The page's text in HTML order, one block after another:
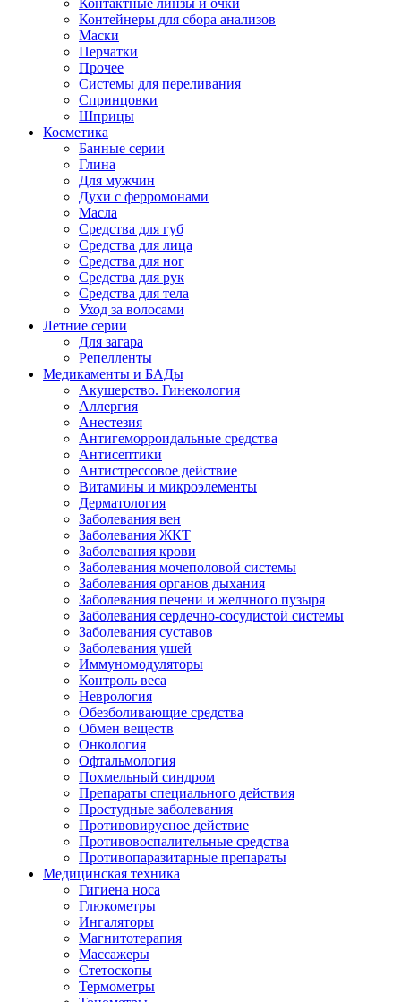
Контактные линзы и очки
Контейнеры для сбора анализов
Маски
Перчатки
Прочее
Системы для переливания
Спринцовки
Шприцы
Косметика
Банные серии
Глина
Для мужчин
Духи с ферромонами
Масла
Средства для губ
Средства для лица
Средства для ног
Средства для рук
Средства для тела
Уход за волосами
Летние серии
Для загара
Репелленты
Медикаменты и БАДы
Акушерство. Гинекология
Аллергия
Анестезия
Антигеморроидальные средства
Антисептики
Антистрессовое действие
Витамины и микроэлементы
Дерматология
Заболевания вен
Заболевания ЖКТ
Заболевания крови
Заболевания мочеполовой системы
Заболевания органов дыхания
Заболевания печени и желчного пузыря
Заболевания сердечно-сосудистой системы
Заболевания суставов
Заболевания ушей
Иммуномодуляторы
Контроль веса
Неврология
Обезболивающие средства
Обмен веществ
Онкология
Офтальмология
Похмельный синдром
Препараты специального действия
Простудные заболевания
Противовирусное действие
Противовоспалительные средства
Противопаразитарные препараты
Медицинская техника
Гигиена носа
Глюкометры
Ингаляторы
Магнитотерапия
Массажеры
Стетоскопы
Термометры